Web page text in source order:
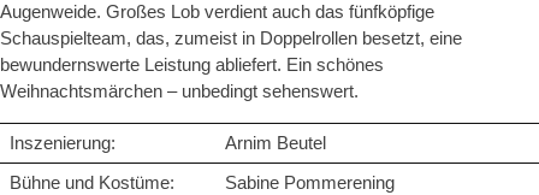
Augenweide. Großes Lob verdient auch das fünfköpfige
Schauspielteam, das, zumeist in Doppelrollen besetzt, eine
bewundernswerte Leistung abliefert. Ein schönes
Weihnachtsmärchen – unbedingt sehenswert.
Inszenierung:
Arnim Beutel
Bühne und Kostüme:
Sabine Pommerening